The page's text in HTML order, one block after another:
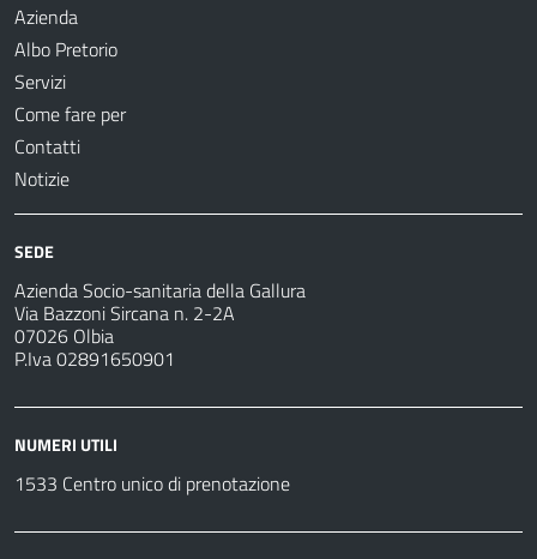
Azienda
Albo Pretorio
Servizi
Come fare per
Contatti
Notizie
SEDE
Azienda Socio-sanitaria della Gallura
Via Bazzoni Sircana n. 2-2A
07026 Olbia
P.Iva 02891650901
NUMERI UTILI
1533 Centro unico di prenotazione